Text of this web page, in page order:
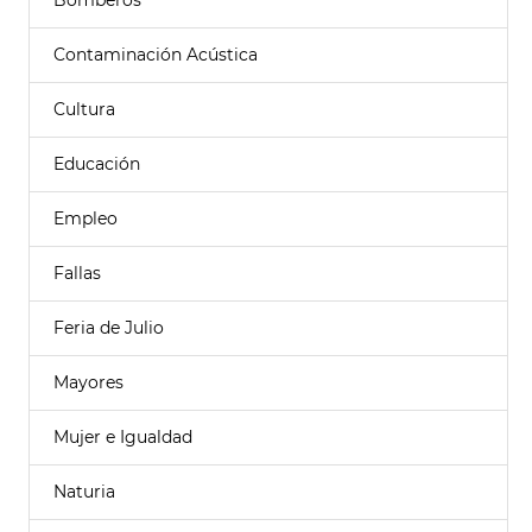
Contaminación Acústica
Cultura
Educación
Empleo
Fallas
Feria de Julio
Mayores
Mujer e Igualdad
Naturia